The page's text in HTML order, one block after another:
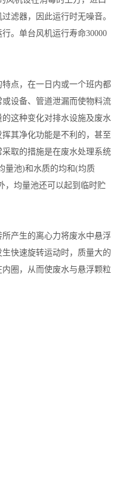
过滤器，因此运行时无噪音。
。单台风机运行寿命30000
点，在一日内或一个班内都
设备、管道泄漏而使物料流
的这种变化对排水设施及废水
挥其净化功能是不利的，甚至
取的措施是在废水处理系统
量池)和水质的均和(均质
，均量池还可以起到临时贮
产生的离心力将废水中悬浮
快速旋转运动时，质量大的
圈，从而使废水与悬浮颗粒